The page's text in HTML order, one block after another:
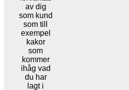
av dig
som kund
som till
exempel
kakor
som
kommer
ihåg vad
du har
lagt i